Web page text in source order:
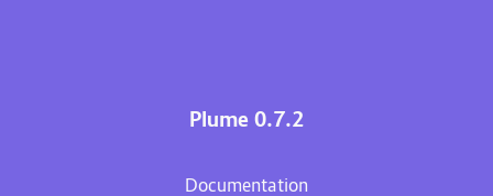
Plume 0.7.2
Documentation